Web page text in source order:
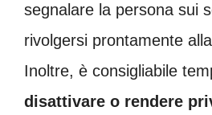
segnalare la persona sui
rivolgersi prontamente
Inoltre, è consigliabile
disattivare o rendere